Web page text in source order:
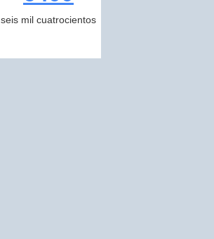
seis mil cuatrocientos